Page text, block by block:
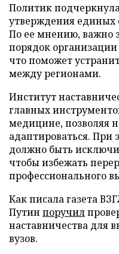
Политик
утверждения единых
По ее мнению, важно
порядок
что поможет
между регионами.
Институт
главных
медицине, позволяя
адаптироваться. При
должно быть
чтобы избежать
профессионального
Как писала газета
Путин поручил
наставничества для
вузов.